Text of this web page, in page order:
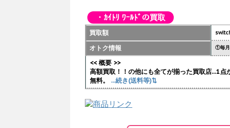
・ｶｲﾄﾘ ﾜｰﾙﾄﾞの買取
買取額
オトク情報 ①毎月
<< 概要 >>
高額買取！！の他にも全てが揃った買取店...1
無料。
...続き(送料等)⇅